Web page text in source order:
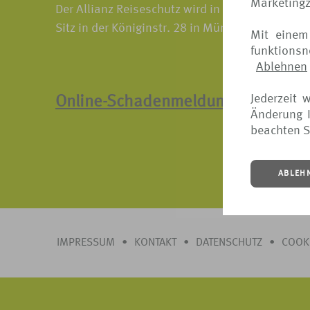
Mit
Ablehnen
Jederzeit
Änderung
beachten
Der Allianz Reiseschutz wird in Deutschland
Sitz in der Königinstr. 28 in München.
Online-Schadenmeldung
IMPRESSUM • KONTAKT • DATENSCHUTZ •